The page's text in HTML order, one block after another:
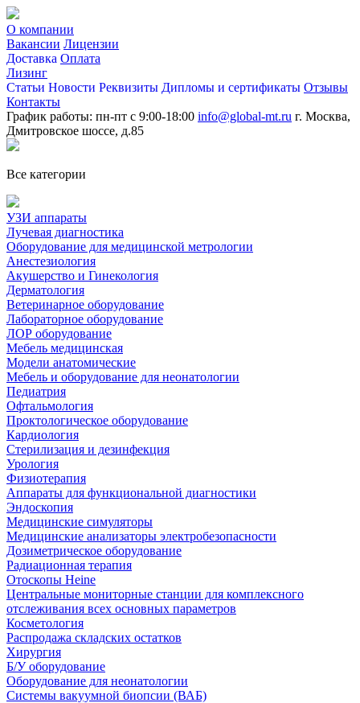
О компании
Вакансии Лицензии
Доставка Оплата
Лизинг
Статьи Новости Реквизиты Дипломы и сертификаты Отзывы
Контакты
График работы: пн-пт с 9:00-18:00 info@global-mt.ru г. Москва,
Дмитровское шоссе, д.85
Все категории
УЗИ аппараты
Лучевая диагностика
Оборудование для медицинской метрологии
Анестезиология
Акушерство и Гинекология
Дерматология
Ветеринарное оборудование
Лабораторное оборудование
ЛОР оборудование
Мебель медицинская
Модели анатомические
Мебель и оборудование для неонатологии
Педиатрия
Офтальмология
Проктологическое оборудование
Кардиология
Стерилизация и дезинфекция
Урология
Физиотерапия
Аппараты для функциональной диагностики
Эндоскопия
Медицинские симуляторы
Медицинские анализаторы электробезопасности
Дозиметрическое оборудование
Радиационная терапия
Отоскопы Heine
Центральные мониторные станции для комплексного
отслеживания всех основных параметров
Косметология
Распродажа складских остатков
Хирургия
Б/У оборудование
Оборудование для неонатологии
Системы вакуумной биопсии (ВАБ)